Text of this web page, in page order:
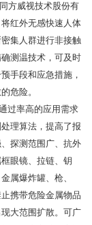
方威视技术股份有
红外无感快速人体
集人群进行非接触
测温技术，可及时
手段和应急措施，
危险。
过率高的应用需求
理算法，提高了报
探测范围广、抗外
眼镜、拉链、钥
属爆炸罐、枪、
携带危险金属物品
大范围扩散。可广